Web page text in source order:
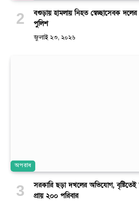
বগুড়ায় হামলায় নিহত স্বেচ্ছাসেবক
পুলিশ
জুলাই ২৩, ২০২৬
অপরাধ
সরকারি ছড়া দখলের অভিযোগ, বৃষ্টিতেই
প্রায় ২০০ পরিবার